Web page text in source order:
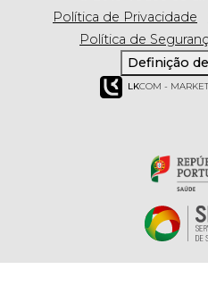
Política de Privacidade
Política de
Definição
LKCOM -